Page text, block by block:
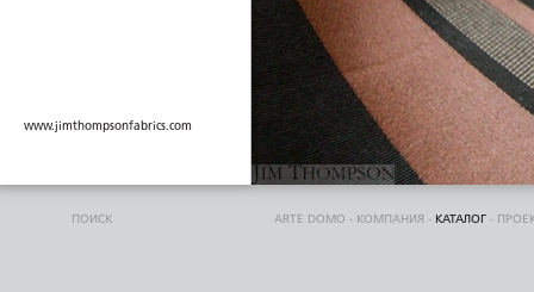
www.jimthompsonfabrics.com
ПОИСК ARTE DOMO - КОМПАНИЯ - КАТАЛОГ -